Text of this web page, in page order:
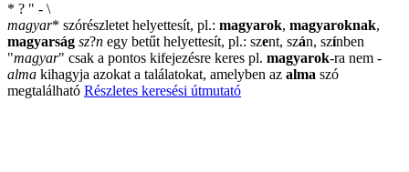
* ? " - \
magyar* szórészletet helyettesít, pl.: magyarok, magyaroknak,
magyarság sz?n egy betűt helyettesít, pl.: szent, szán, színben
"magyar" csak a pontos kifejezésre keres pl. magyarok-ra nem -
alma kihagyja azokat a találatokat, amelyben az alma szó
megtalálható Részletes keresési útmutató